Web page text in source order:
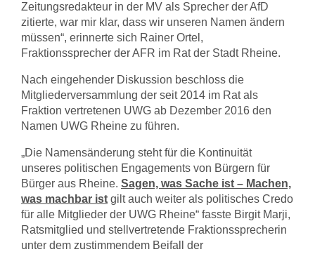
Zeitungsredakteur in der MV als Sprecher der AfD
zitierte, war mir klar, dass wir unseren Namen ändern
müssen“, erinnerte sich Rainer Ortel,
Fraktionssprecher der AFR im Rat der Stadt Rheine.
Nach eingehender Diskussion beschloss die
Mitgliederversammlung der seit 2014 im Rat als
Fraktion vertretenen UWG ab Dezember 2016 den
Namen UWG Rheine zu führen.
„Die Namensänderung steht für die Kontinuität
unseres politischen Engagements von Bürgern für
Bürger aus Rheine. Sagen, was Sache ist – Machen,
was machbar ist gilt auch weiter als politisches Credo
für alle Mitglieder der UWG Rheine“ fasste Birgit Marji,
Ratsmitglied und stellvertretende Fraktionssprecherin
unter dem zustimmendem Beifall der